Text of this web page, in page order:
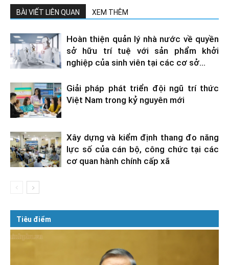
BÀI VIẾT LIÊN QUAN XEM THÊM
Hoàn thiện quản lý nhà nước về quyền
sở hữu trí tuệ với sản phẩm khởi
nghiệp của sinh viên tại các cơ sở...
Giải pháp phát triển đội ngũ trí thức
Việt Nam trong kỷ nguyên mới
Xây dựng và kiểm định thang đo năng
lực số của cán bộ, công chức tại các
cơ quan hành chính cấp xã
Tiêu điểm